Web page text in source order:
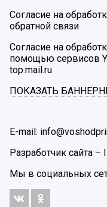
Согласие на
обратной связи
Согласие на
помощью сервисов
top.mail.ru
ПОКАЗАТЬ
E-mail:
Разработчик сайта –
Мы в социальных